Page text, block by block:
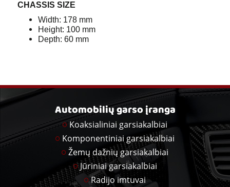
CHASSIS SIZE
Width: 178 mm
Height: 100 mm
Depth: 60 mm
Automobilių garso įranga
Koaksialiniai garsiakalbiai
Komponentiniai garsiakalbiai
Žemų dažnių garsiakalbiai
Jūriniai garsiakalbiai
Radijo imtuvai